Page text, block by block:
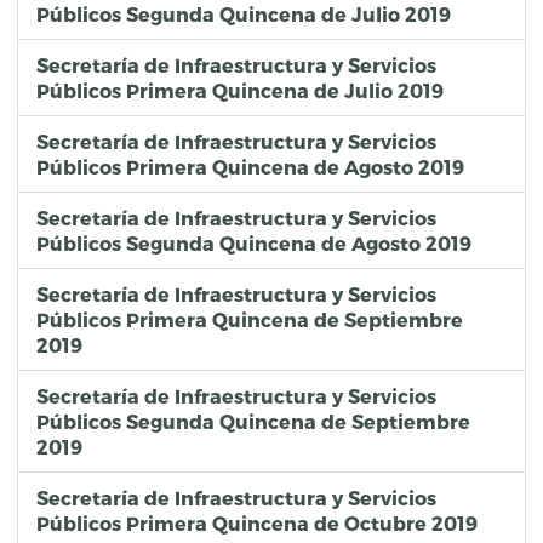
Públicos Segunda Quincena de Julio 2019
Secretaría de Infraestructura y Servicios
Públicos Primera Quincena de Julio 2019
Secretaría de Infraestructura y Servicios
Públicos Primera Quincena de Agosto 2019
Secretaría de Infraestructura y Servicios
Públicos Segunda Quincena de Agosto 2019
Secretaría de Infraestructura y Servicios
Públicos Primera Quincena de Septiembre
2019
Secretaría de Infraestructura y Servicios
Públicos Segunda Quincena de Septiembre
2019
Secretaría de Infraestructura y Servicios
Públicos Primera Quincena de Octubre 2019